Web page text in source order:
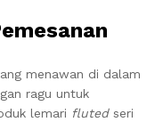
menawan di dalam
ragu untuk
lemari flutedseri